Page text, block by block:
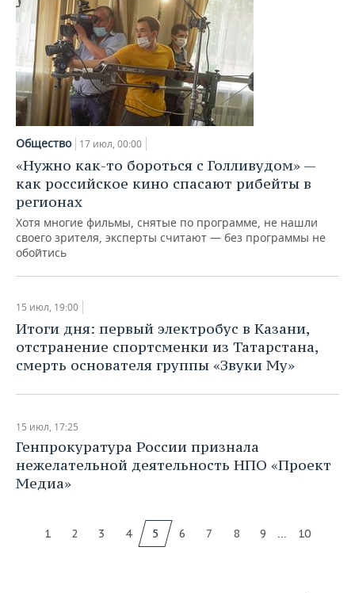
Общество 17 июл, 00:00
«Нужно как-то бороться с Голливудом» —
как российское кино спасают рибейты в
регионах
Хотя многие фильмы, снятые по программе, не нашли
своего зрителя, эксперты считают — без программы не
обойтись
15 июл, 19:00
Итоги дня: первый электробус в Казани,
отстранение спортсменки из Татарстана,
смерть основателя группы «Звуки Му»
15 июл, 17:25
Генпрокуратура России признала
нежелательной деятельность НПО «Проект
Медиа»
1 2 3 4 5 6 7 8 9 ... 10